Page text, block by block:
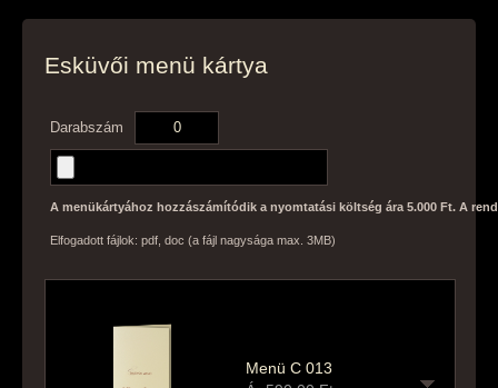
Esküvői menü kártya
Darabszám
A menükártyához hozzászámítódik a nyomtatási költség ára 5.000 Ft. A
Elfogadott fájlok: pdf, doc (a fájl nagysága max. 3MB)
Menü C 013